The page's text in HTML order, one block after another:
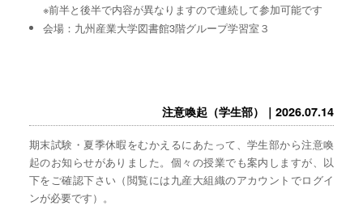
※前半と後半で内容が異なりますので連続して参加可能です
会場：九州産業大学図書館3階グループ学習室３
注意喚起（学生部）｜2026.07.14
期末試験・夏季休暇をむかえるにあたって、学生部から注意喚
起のお知らせがありました。個々の授業でも案内しますが、以
下をご確認下さい（閲覧には九産大組織のアカウントでログイ
ンが必要です）。